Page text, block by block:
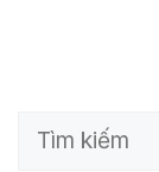
Search